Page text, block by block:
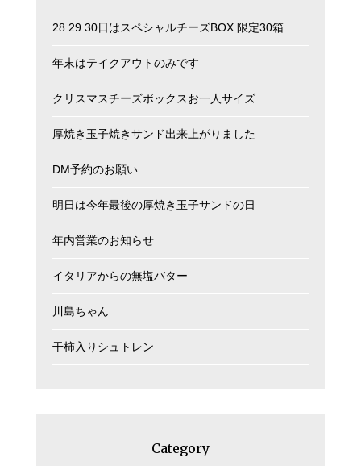
28.29.30日はスペシャルチーズBOX 限定30箱
年末はテイクアウトのみです
クリスマスチーズボックスお一人サイズ
厚焼き玉子焼きサンド出来上がりました
DM予約のお願い
明日は今年最後の厚焼き玉子サンドの日
年内営業のお知らせ
イタリアからの無塩バター
川島ちゃん
干柿入りシュトレン
Category